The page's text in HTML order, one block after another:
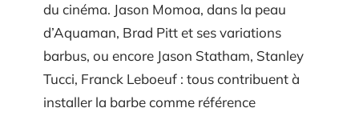
du cinéma. Jason Momoa, dans la peau
d’Aquaman, Brad Pitt et ses variations
barbus, ou encore Jason Statham, Stanley
Tucci, Franck Leboeuf : tous contribuent à
installer la barbe comme référence